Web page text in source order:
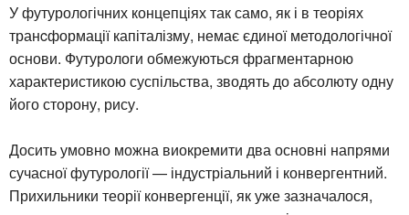
У футурологічних концепціях так само, як і в теоріях
транcформації капіталізму, немає єдиної методологічної
основи. Футурологи обмежуються фрагментарною
характеристикою суспільства, зводять до абсолюту одну
його сторону, рису.
Досить умовно можна виокремити два основні напрями
сучасної футурології — індустріальний і конвергентний.
Прихильники теорії конвергенції, як уже зазначалося,